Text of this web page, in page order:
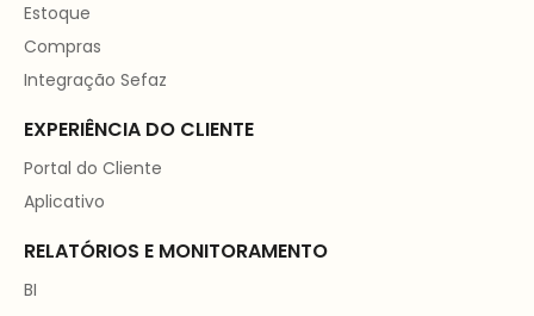
Estoque
Compras
Integração Sefaz
EXPERIÊNCIA DO CLIENTE
Portal do Cliente
Aplicativo
RELATÓRIOS E MONITORAMENTO
BI